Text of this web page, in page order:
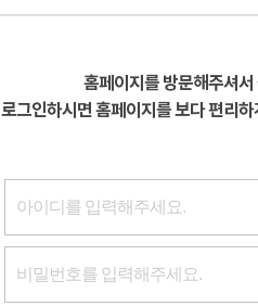
홈페이지를 방문해주셔
로그인하시면 홈페이지를 보다 편리